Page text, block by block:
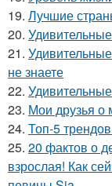
19. Лучшие
20.
21.
не знаете
22.
23. Мои друзья о
24. Топ-5
25. 20 фактов о
взрослая! Как